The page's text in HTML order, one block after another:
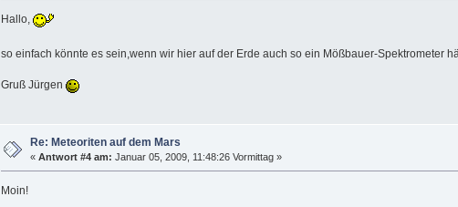
Hallo,
so einfach könnte es sein,wenn wir hier auf der Erde auch so ein Mößbauer-Spektrometer
Gruß Jürgen
Re: Meteoriten auf dem Mars
« Antwort #4 am: Januar 05, 2009, 11:48:26 Vormittag »
Moin!